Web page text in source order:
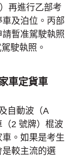
再進行乙部考
及泊位。丙部
暫准駕駛執照
駛執照。
車定貨車
自動波（A
2 號牌）棍波
。如果是考生
較主流的選